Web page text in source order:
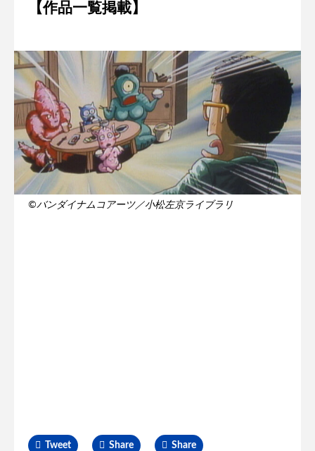
【作品一覧掲載】
©️バンダイナムコアーツ／小松左京ライブラリ
Tweet Share Share